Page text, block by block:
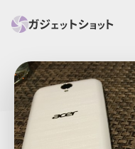
すべて スマホ